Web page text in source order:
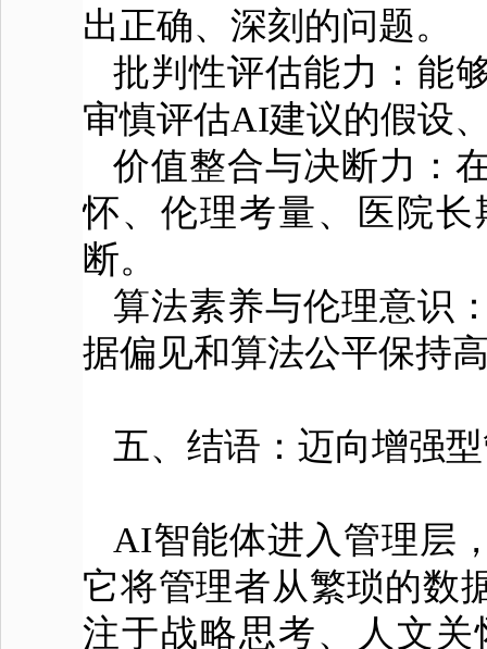
出正确、深刻的问题。
批判性评估能力：能
审慎评估AI建议的假设
价值整合与决断力：
怀、伦理考量、医院
断。
算法素养与伦理意识
据偏见和算法公平保持
五、结语：迈向增强
AI智能体进入管理层
它将管理者从繁琐的数
注于战略思考、人文